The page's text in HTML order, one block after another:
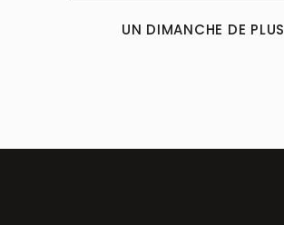
UN DIMANCHE DE PLUS